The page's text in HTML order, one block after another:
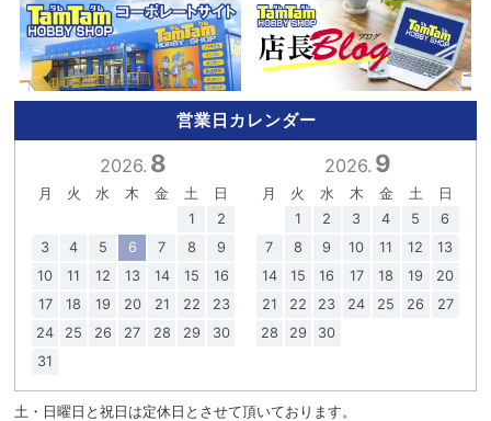
営業日カレンダー
2026. 8
月 火 水 木 金 土
日
1
2
3
4 5 6 7 8
9
10
11 12 13 14 15
16
17
18 19 20 21 22
23
24
25 26 27 28 29
30
31
2026. 9
月 火 水 木 金 土
日
1
2 3 4 5
6
7
8 9 10 11 12
13
14
15 16 17 18 19
20
21
22 23 24 25 26
27
28
29 30
土・日曜日と祝日は定休日とさせて頂いております。